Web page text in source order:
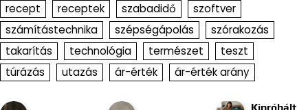
recept
receptek szabadidő
szoftver
számítástechnika
szépségápolás
szórakozás
takarítás
technológia természet
teszt
túrázás
utazás ár-érték ár-érték arány
Kipróbált